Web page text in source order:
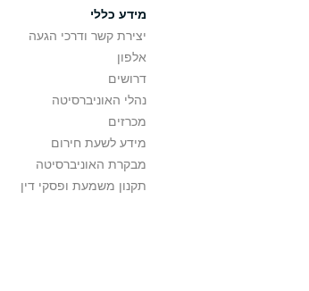
מידע כללי
יצירת קשר ודרכי הגעה
אלפון
דרושים
נהלי האוניברסיטה
מכרזים
מידע לשעת חירום
מבקרת האוניברסיטה
תקנון משמעת ופסקי דין